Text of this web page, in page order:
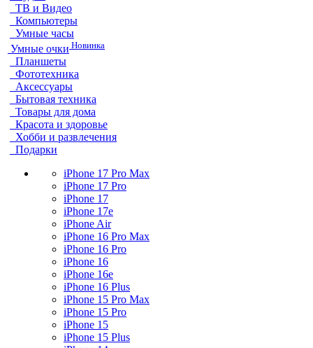
ТВ и Видео
Компьютеры
Умные часы
Умные очки Новинка
Планшеты
Фототехника
Аксессуары
Бытовая техника
Товары для дома
Красота и здоровье
Хобби и развлечения
Подарки
iPhone 17 Pro Max
iPhone 17 Pro
iPhone 17
iPhone 17e
iPhone Air
iPhone 16 Pro Max
iPhone 16 Pro
iPhone 16
iPhone 16e
iPhone 16 Plus
iPhone 15 Pro Max
iPhone 15 Pro
iPhone 15
iPhone 15 Plus